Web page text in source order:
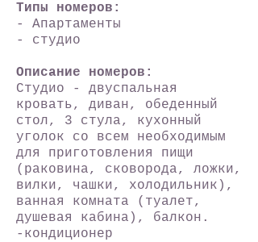
Типы номеров:
- Апартаменты
- студио
Описание номеров:
Студио - двуспальная
кровать, диван, обеденный
стол, 3 стула, кухонный
уголок со всем необходимым
для приготовления пищи
(раковина, сковорода, ложки,
вилки, чашки, холодильник),
ванная комната (туалет,
душевая кабина), балкон.
-кондиционер